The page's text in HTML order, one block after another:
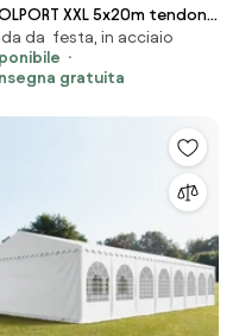
XXL 5x20m tendone
feste, PVC 800, telaio
bianco - (38516)
da festa, in acciaio
gratuita